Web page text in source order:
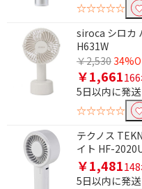
☆☆☆☆☆
siroca シロカ
H631W
￥2,530
￥1,661
5日以内に発送
☆☆☆☆☆
テクノス
イト HF-
￥1,481
5日以内に発送
条件